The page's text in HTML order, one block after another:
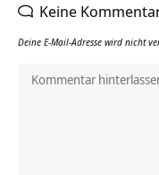
Keine
Deine E-Mail-Adresse wird nicht